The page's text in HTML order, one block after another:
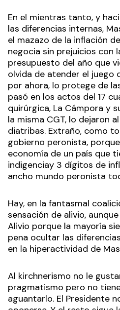
En el mientras tanto, y
las diferencias internas,
el mazazo de la inflación
negocia sin prejuicios con
presupuesto del año que
olvida de atender el juego
por ahora, lo protege de
pasó en los actos del 17
quirúrgica, La Cámpora y
la misma CGT, lo dejaron
diatribas. Extraño, como
gobierno peronista,
economía de un país que
indigenciay 3 dígitos de
ancho mundo peronista
Hay, en la fantasmal
sensación de alivio,
Alivio porque la mayoría
pena ocultar las
en la hiperactividad de
Al kirchnerismo no le
pragmatismo pero no
aguantarlo. El Presidente